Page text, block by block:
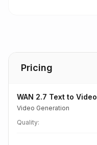
Pricing
WAN 2.7 Text to Video
Video Generation
Quality: